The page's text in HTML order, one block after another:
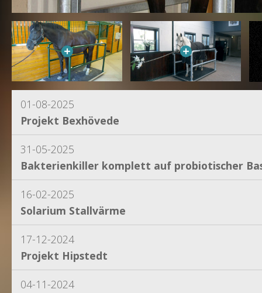
01-08-2025
Projekt Bexhövede
31-05-2025
Bakterienkiller komplett auf probiotischer
16-02-2025
Solarium Stallvärme
17-12-2024
Projekt Hipstedt
04-11-2024